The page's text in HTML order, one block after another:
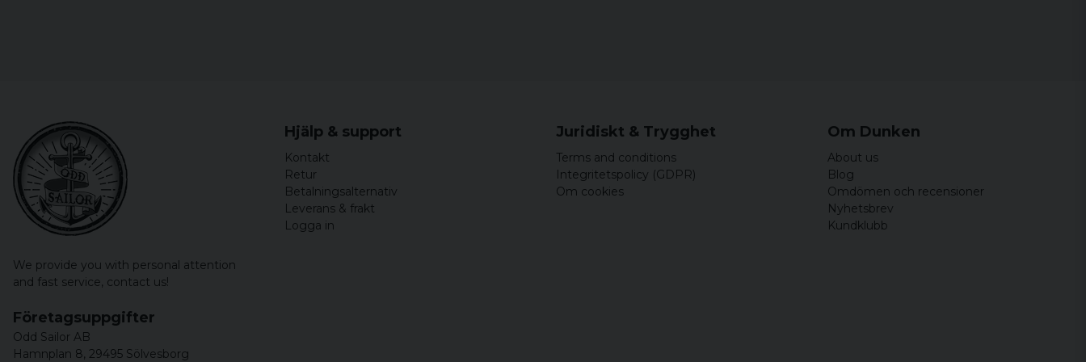
Beställ en storlek större än vad du vanligtvis beställer
Jostein
We provide you with personal attention
and fast service, contact us!
Hjälp & support
Kontakt
Retur
Betalningsalternativ
Leverans & frakt
Logga in
Juridiskt & Trygghet
Terms and conditions
Integritetspolicy (GDPR)
Om cookies
Om Dunken
About us
Blog
Omdömen och recensioner
Nyhetsbrev
Kundklubb
Företagsuppgifter
Odd Sailor AB
Hamnplan 8, 29495 Sölvesborg